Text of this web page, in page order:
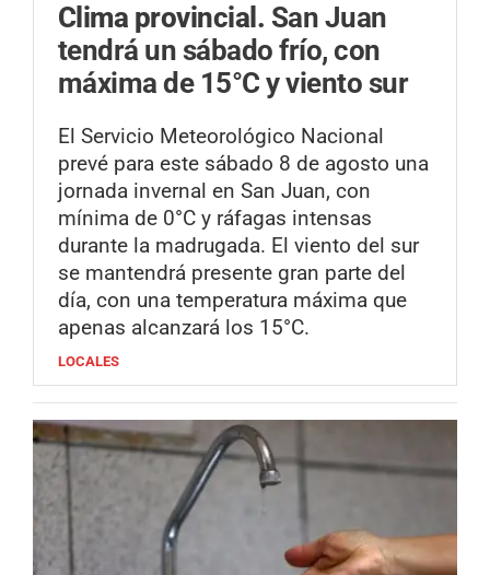
Clima provincial. San Juan
tendrá un sábado frío, con
máxima de 15°C y viento sur
El Servicio Meteorológico Nacional
prevé para este sábado 8 de agosto una
jornada invernal en San Juan, con
mínima de 0°C y ráfagas intensas
durante la madrugada. El viento del sur
se mantendrá presente gran parte del
día, con una temperatura máxima que
apenas alcanzará los 15°C.
LOCALES